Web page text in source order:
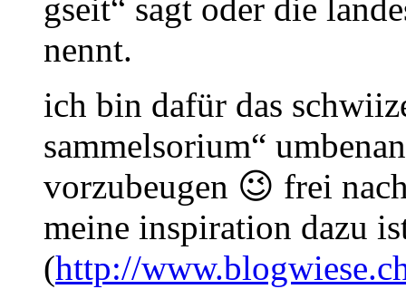
gseit“ sagt oder die
nennt.
ich bin dafür das
sammelsorium“
vorzubeugen 😉 frei
meine inspiration dazu
(http://